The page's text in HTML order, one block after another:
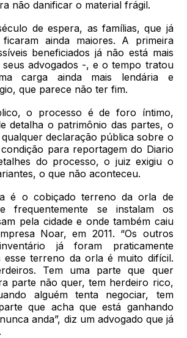
não danificar o material frágil.
de espera, as famílias, que já
ainda maiores. A primeira
beneficiados já não está mais
advogados -, e o tempo tratou
carga ainda mais lendária e
que parece não ter fim.
o processo é de foro íntimo,
detalha o patrimônio das partes, o
declaração pública sobre o
para reportagem do Diario
do processo, o juiz exigiu o
o que não aconteceu.
é o cobiçado terreno da orla de
frequentemente se instalam os
pela cidade e onde também caiu
Noar, em 2011. “Os outros
já foram praticamente
esse terreno da orla é muito difícil.
Tem uma parte que quer
parte não quer, tem herdeiro rico,
alguém tenta negociar, tem
que acha que está ganhando
anda”, diz um advogado que já